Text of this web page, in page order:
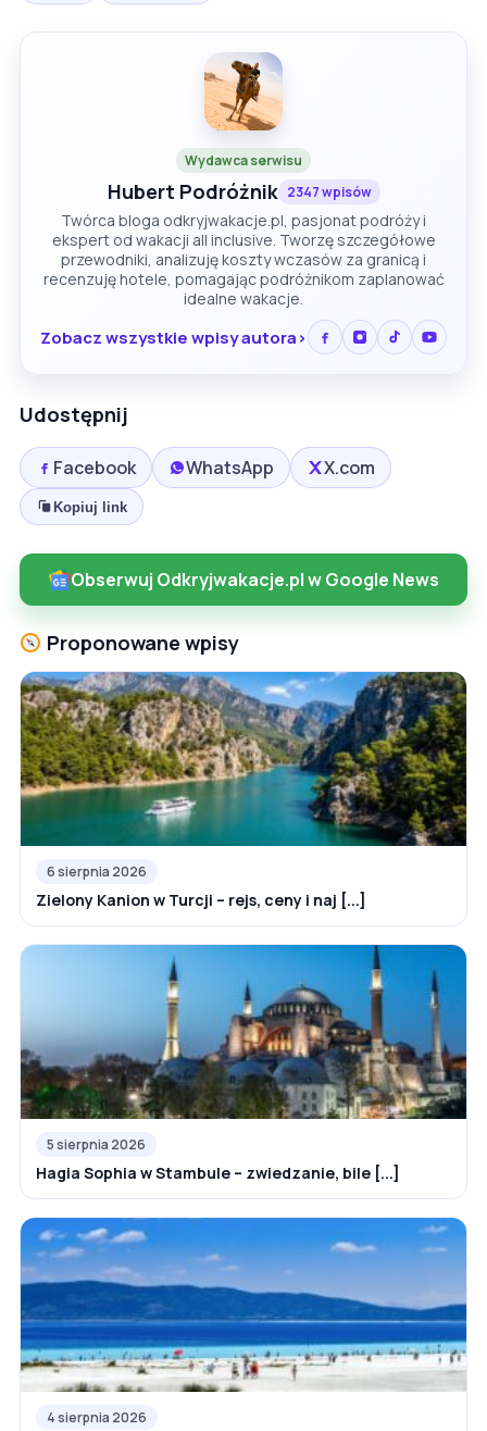
Wydawca serwisu
Hubert Podróżnik 2347 wpisów
Twórca bloga odkryjwakacje.pl, pasjonat podróży i
ekspert od wakacji all inclusive. Tworzę szczegółowe
przewodniki, analizuję koszty wczasów za granicą i
recenzuję hotele, pomagając podróżnikom zaplanować
idealne wakacje.
Zobacz wszystkie wpisy autora
Udostępnij
Facebook WhatsApp X.com
Kopiuj link
Obserwuj Odkryjwakacje.pl w Google News
Proponowane wpisy
6 sierpnia 2026
Zielony Kanion w Turcji – rejs, ceny i naj [...]
5 sierpnia 2026
Hagia Sophia w Stambule – zwiedzanie, bile [...]
4 sierpnia 2026